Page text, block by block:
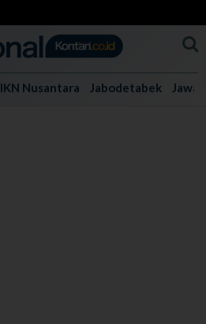
IKN Nusantara Jabodetabek Jawa